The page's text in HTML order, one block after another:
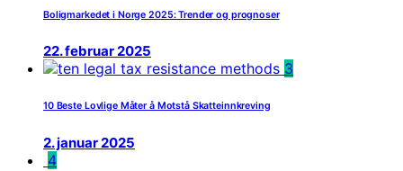
Boligmarkedet i Norge 2025: Trender og prognoser
22. februar 2025
3
10 Beste Lovlige Måter å Motstå Skatteinnkreving
2. januar 2025
4